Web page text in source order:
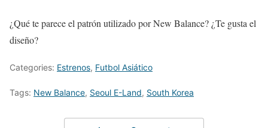
¿Qué te parece el patrón utilizado por New Balance? ¿Te gusta el
diseño?
Categories: Estrenos, Futbol Asiático
Tags: New Balance, Seoul E-Land, South Korea